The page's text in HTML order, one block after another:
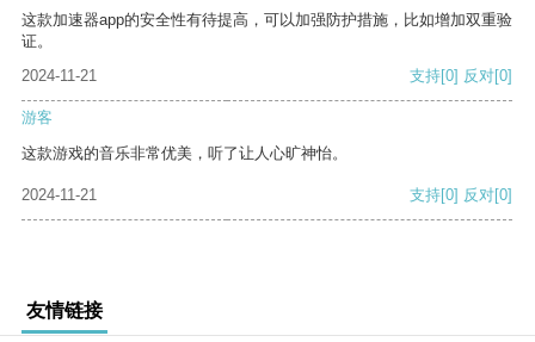
这款加速器app的安全性有待提高，可以加强防护措施，比如增加双重验
证。
2024-11-21
支持[0] 反对[0]
游客
这款游戏的音乐非常优美，听了让人心旷神怡。
2024-11-21 支持[0] 反对[0]
友情链接